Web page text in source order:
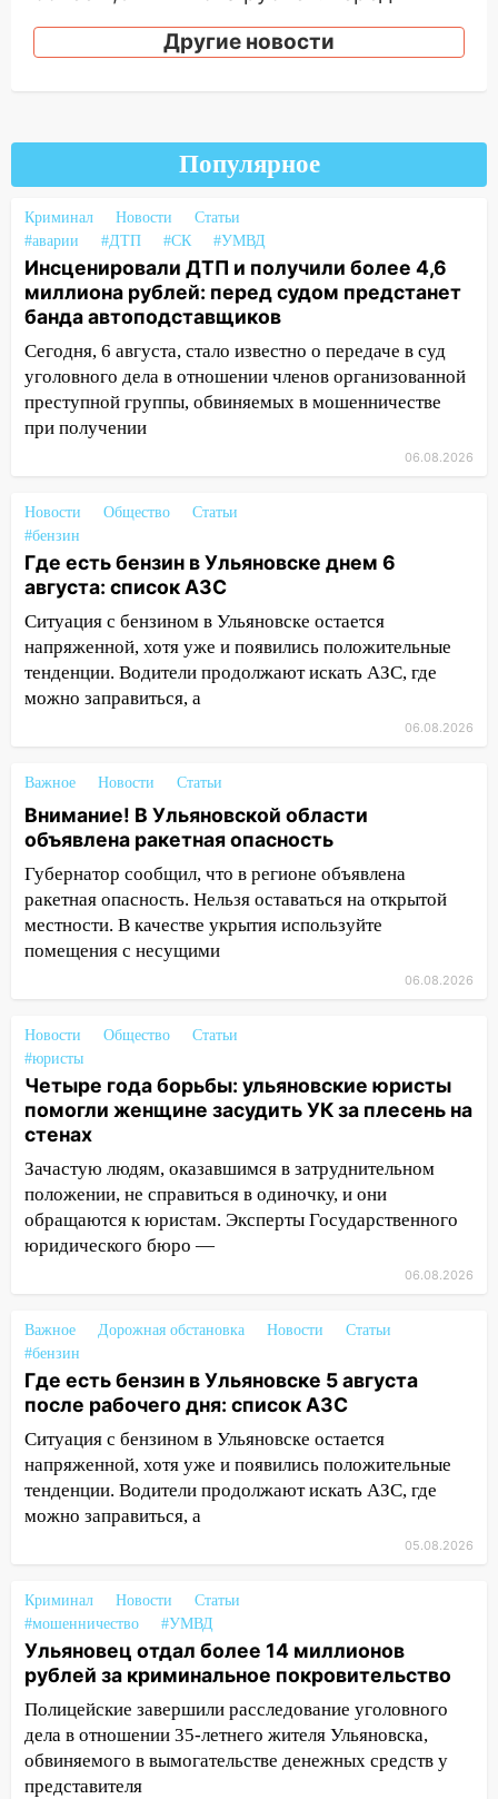
автоподставщиков
мужчины, которого необоснованно
обвиняли в жестоком обращении с
12:28
Миллион на «льготниках»: в
Ульяновской области перевозчик
провернул хитрую схему с чужими
проездными
12:10 Ульяновский алиментщик накопил
120 тысяч долга
11:49 Снят режим «Ракетная
опасность» на территории Ульяновской
11:30
Кабмин РФ разрешил до 1 июля
2027 года импорт, выпуск и обращение
бензина Евро 2, Евро 3, Евро 4
11:12 Соцсети: на Рябикова автомобиль
врезался в забор
10:27 Где есть бензин в Ульяновске
днем 6 августа: список АЗС
Внимание! В Ульяновской области
10:00
В Старомайнском районе утонул
51-летний мужчина
09:50
В Ульяновске черный коршун
застрял в тепловозе
09:44 Ульяновские спасатели помогли
юному велосипедисту на улице
велосипеда
07:18 В Ульяновск идет
тридцатиградусная жара: какая будет
погода в четверг
06:00 Четыре года борьбы: ульяновские
юристы помогли женщине засудить УК
за плесень на стенах
05:00
Кому 6 августа звезды сулят
22:58 Соцсети: на проспекте Тюленева
ДТП с мотоциклистом
20:22 Мошенники обманули 92-летнюю
жительницу Ульяновской области
19:14
Житель Ульяновской области
подвез троих незнакомцев на трассе и
18:14
Прогноз погоды на 6 августа в
Ульяновской области
18:00
Мотофристайл, рок и силовой
экстрим: в Ульяновске пройдет
большой фестиваль «Наше время»
17:30 Где есть бензин в Ульяновске 5
августа после рабочего дня: список АЗС
Другие новости
Популярное
Криминал Новости
Статьи
#аварии
#ДТП #СК #УМВД
Инсценировали ДТП и получили более 4,6
миллиона рублей: перед судом предстанет
банда автоподставщиков
Сегодня, 6 августа, стало известно о передаче в суд
уголовного дела в отношении членов организованной
преступной группы, обвиняемых в мошенничестве
при получении
06.08.2026
Новости Общество
Статьи
#бензин
Где есть бензин в Ульяновске днем 6
августа: список АЗС
Ситуация с бензином в Ульяновске остается
напряженной, хотя уже и появились положительные
тенденции. Водители продолжают искать АЗС, где
можно заправиться, а
06.08.2026
Важное Новости Статьи
Внимание! В Ульяновской области
объявлена ракетная опасность
Губернатор сообщил, что в регионе объявлена
ракетная опасность. Нельзя оставаться на открытой
местности. В качестве укрытия используйте
помещения с несущими
06.08.2026
Новости Общество
Статьи
#юристы
Четыре года борьбы: ульяновские юристы
помогли женщине засудить УК за плесень на
стенах
Зачастую людям, оказавшимся в затруднительном
положении, не справиться в одиночку, и они
обращаются к юристам. Эксперты Государственного
юридического бюро —
06.08.2026
Важное Дорожная обстановка Новости
Статьи
#бензин
Где есть бензин в Ульяновске 5 августа
после рабочего дня: список АЗС
Ситуация с бензином в Ульяновске остается
напряженной, хотя уже и появились положительные
тенденции. Водители продолжают искать АЗС, где
можно заправиться, а
05.08.2026
Криминал Новости
Статьи
#мошенничество
#УМВД
Ульяновец отдал более 14 миллионов
рублей за криминальное покровительство
Полицейские завершили расследование уголовного
дела в отношении 35-летнего жителя Ульяновска,
обвиняемого в вымогательстве денежных средств у
представителя